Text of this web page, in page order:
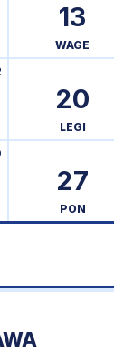
13
WAGE
20
LEGI
27
PON